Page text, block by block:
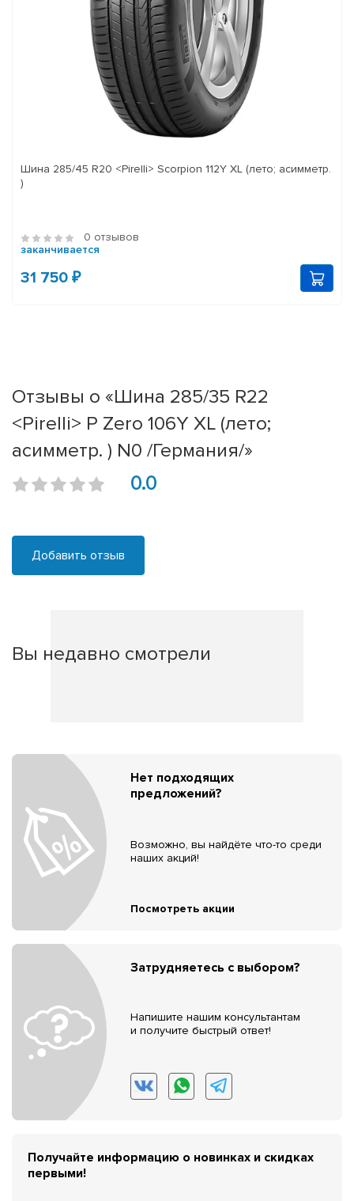
Шина 285/45 R20 <Pirelli> Scorpion 112Y XL (лето; асимметр.
)
0 отзывов
заканчивается
31 750 ₽
Отзывы о «Шина 285/35 R22
<Pirelli> P Zero 106Y XL (лето;
асимметр. ) N0 /Германия/»
0.0
Добавить отзыв
Вы недавно смотрели
Нет подходящих
предложений?
Возможно, вы найдёте что-то среди
наших акций!
Посмотреть акции
Затрудняетесь с выбором?
Напишите нашим консультантам
и получите быстрый ответ!
Получайте информацию о новинках и скидках
первыми!